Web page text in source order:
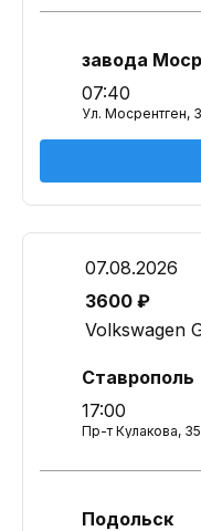
завода
07:40
Ул. Мосрентген,
07.08.2026
3600 ₽
Volkswagen
Ставрополь
17:00
Пр-т Кулакова,
Подольск